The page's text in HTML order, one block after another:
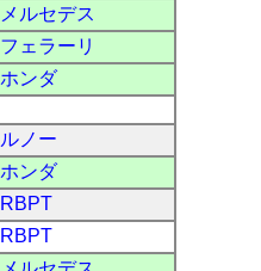
メルセデス
フェラーリ
ホンダ
ルノー
ホンダ
RBPT
RBPT